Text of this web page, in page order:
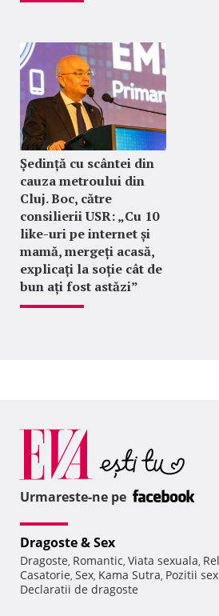
Ședință cu scântei din
cauza metroului din
Cluj. Boc, către
consilierii USR: „Cu 10
like-uri pe internet și
mamă, mergeți acasă,
explicați la soție cât de
bun ați fost astăzi”
Urmareste-ne pe
Dragoste & Sex
Dragoste, Romantic, Viata sexuala,
Casatorie, Sex, Kama Sutra, Pozitii
Declaratii de dragoste